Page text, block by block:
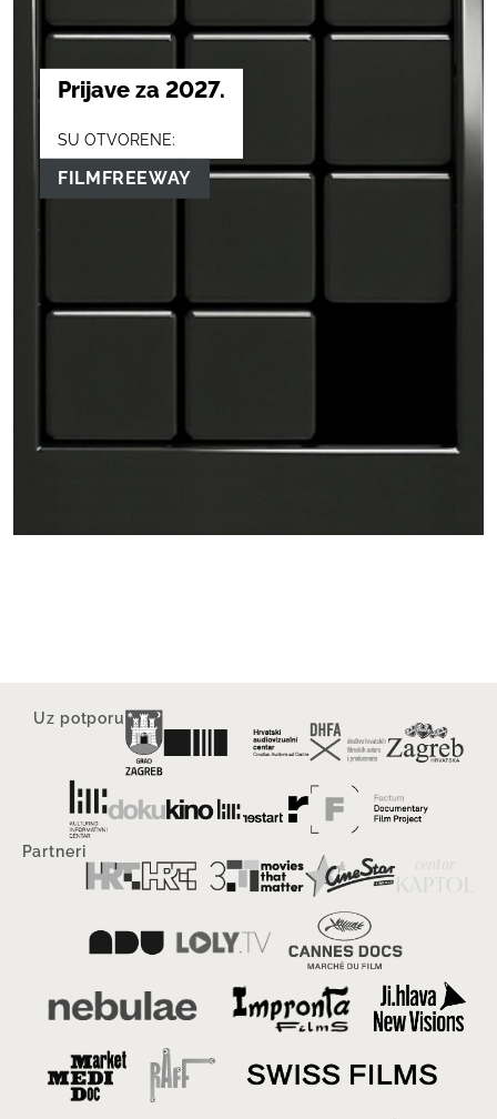
Prijave za 2027.
SU OTVORENE:
FILMFREEWAY
Uz potporu
Partneri